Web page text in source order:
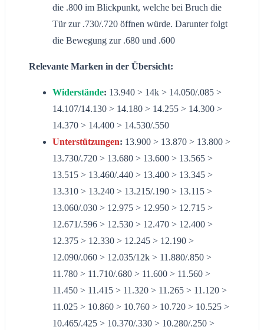
die .800 im Blickpunkt, welche bei Bruch die
Tür zur .730/.720 öffnen würde. Darunter folgt
die Bewegung zur .680 und .600
Relevante Marken in der Übersicht:
Widerstände: 13.940 > 14k > 14.050/.085 >
14.107/14.130 > 14.180 > 14.255 > 14.300 >
14.370 > 14.400 > 14.530/.550
Unterstützungen: 13.900 > 13.870 > 13.800 >
13.730/.720 > 13.680 > 13.600 > 13.565 >
13.515 > 13.460/.440 > 13.400 > 13.345 >
13.310 > 13.240 > 13.215/.190 > 13.115 >
13.060/.030 > 12.975 > 12.950 > 12.715 >
12.671/.596 > 12.530 > 12.470 > 12.400 >
12.375 > 12.330 > 12.245 > 12.190 >
12.090/.060 > 12.035/12k > 11.880/.850 >
11.780 > 11.710/.680 > 11.600 > 11.560 >
11.450 > 11.415 > 11.320 > 11.265 > 11.120 >
11.025 > 10.860 > 10.760 > 10.720 > 10.525 >
10.465/.425 > 10.370/.330 > 10.280/.250 >